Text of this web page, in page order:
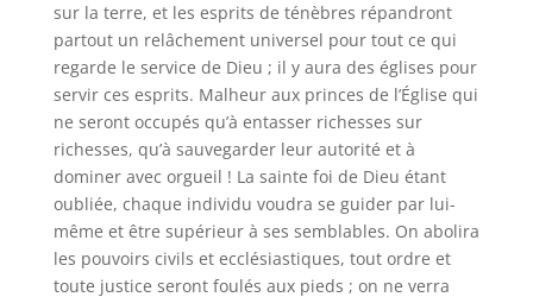
sur la terre, et les esprits de ténèbres répandront
partout un relâchement universel pour tout ce qui
regarde le service de Dieu ; il y aura des églises pour
servir ces esprits. Malheur aux princes de l’Église qui
ne seront occupés qu’à entasser richesses sur
richesses, qu’à sauvegarder leur autorité et à
dominer avec orgueil ! La sainte foi de Dieu étant
oubliée, chaque individu voudra se guider par lui-
même et être supérieur à ses semblables. On abolira
les pouvoirs civils et ecclésiastiques, tout ordre et
toute justice seront foulés aux pieds ; on ne verra